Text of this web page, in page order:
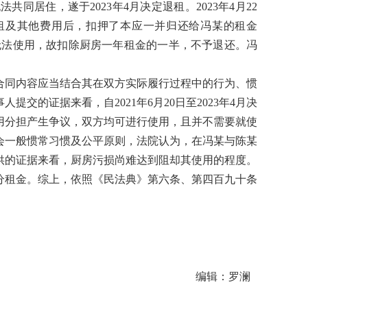
同居住，遂于2023年4月决定退租。2023年4月22
其他费用后，扣押了本应一并归还给冯某的租金
使用，故扣除厨房一年租金的一半，不予退还。冯
内容应当结合其在双方实际履行过程中的行为、惯
提交的证据来看，自2021年6月20日至2023年4月决
担产生争议，双方均可进行使用，且并不需要就使
般惯常习惯及公平原则，法院认为，在冯某与陈某
证据来看，厨房污损尚难达到阻却其使用的程度。
金。综上，依照《民法典》第六条、第四百九十条
编辑：罗澜